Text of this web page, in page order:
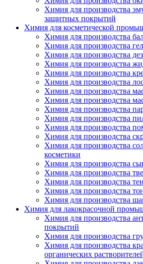
Химия для производства
защитных покрытий
Химия для косметической
Химия для производства
Химия для производства
Химия для производства
Химия для производства
Химия для производства
Химия для производства
Химия для производства
Химия для производства
Химия для производства
Химия для производства
Химия для производства
Химия для производства
Химия для производства
косметики
Химия для производства
Химия для производства
Химия для производства
Химия для производства
Химия для производства
Химия для лакокрасочной
Химия для производства
покрытий
Химия для производства
Химия для производства
органических